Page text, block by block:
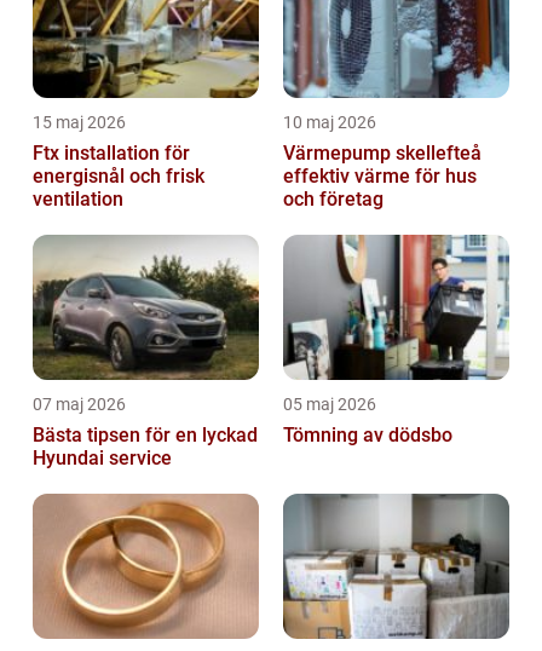
15 maj 2026
Ftx installation för
energisnål och frisk
ventilation
10 maj 2026
Värmepump skellefteå
effektiv värme för hus
och företag
07 maj 2026
Bästa tipsen för en lyckad
Hyundai service
05 maj 2026
Tömning av dödsbo